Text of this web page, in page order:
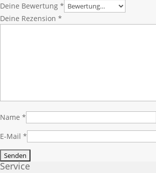
Deine Bewertung *
Deine Rezension *
Name *
E-Mail *
Service